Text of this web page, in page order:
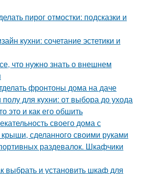
пирог отмостки: подсказки и
кухни: сочетание эстетики и
что нужно знать о внешнем
фронтоны дома на даче
для кухни: от выбора до ухода
это и как его обшить
своего дома с
сделанного своими руками
раздевалок. Шкафчики
выбрать и установить шкаф для